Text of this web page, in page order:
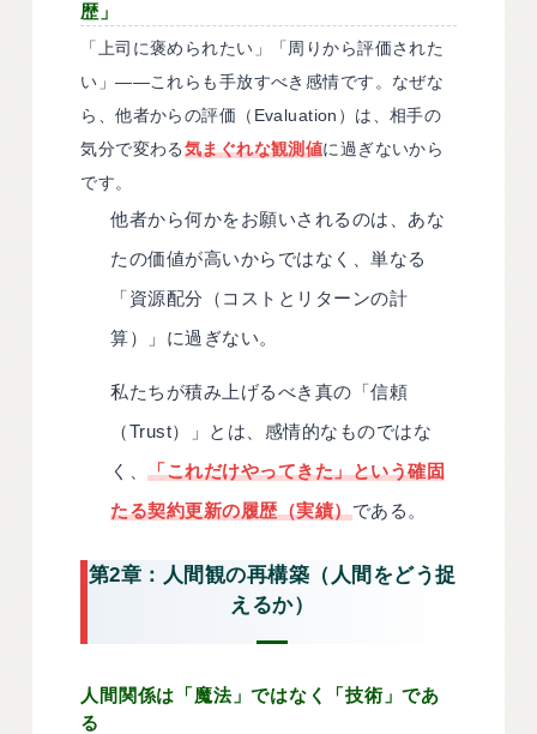
歴」
「上司に褒められたい」「周りから評価された
い」——これらも手放すべき感情です。なぜな
ら、他者からの評価（Evaluation）は、相手の
気分で変わる気まぐれな観測値に過ぎないから
です。
他者から何かをお願いされるのは、あな
たの価値が高いからではなく、単なる
「資源配分（コストとリターンの計
算）」に過ぎない。
私たちが積み上げるべき真の「信頼
（Trust）」とは、感情的なものではな
く、「これだけやってきた」という確固
たる契約更新の履歴（実績）である。
第2章：人間観の再構築（人間をどう捉
えるか）
人間関係は「魔法」ではなく「技術」であ
る